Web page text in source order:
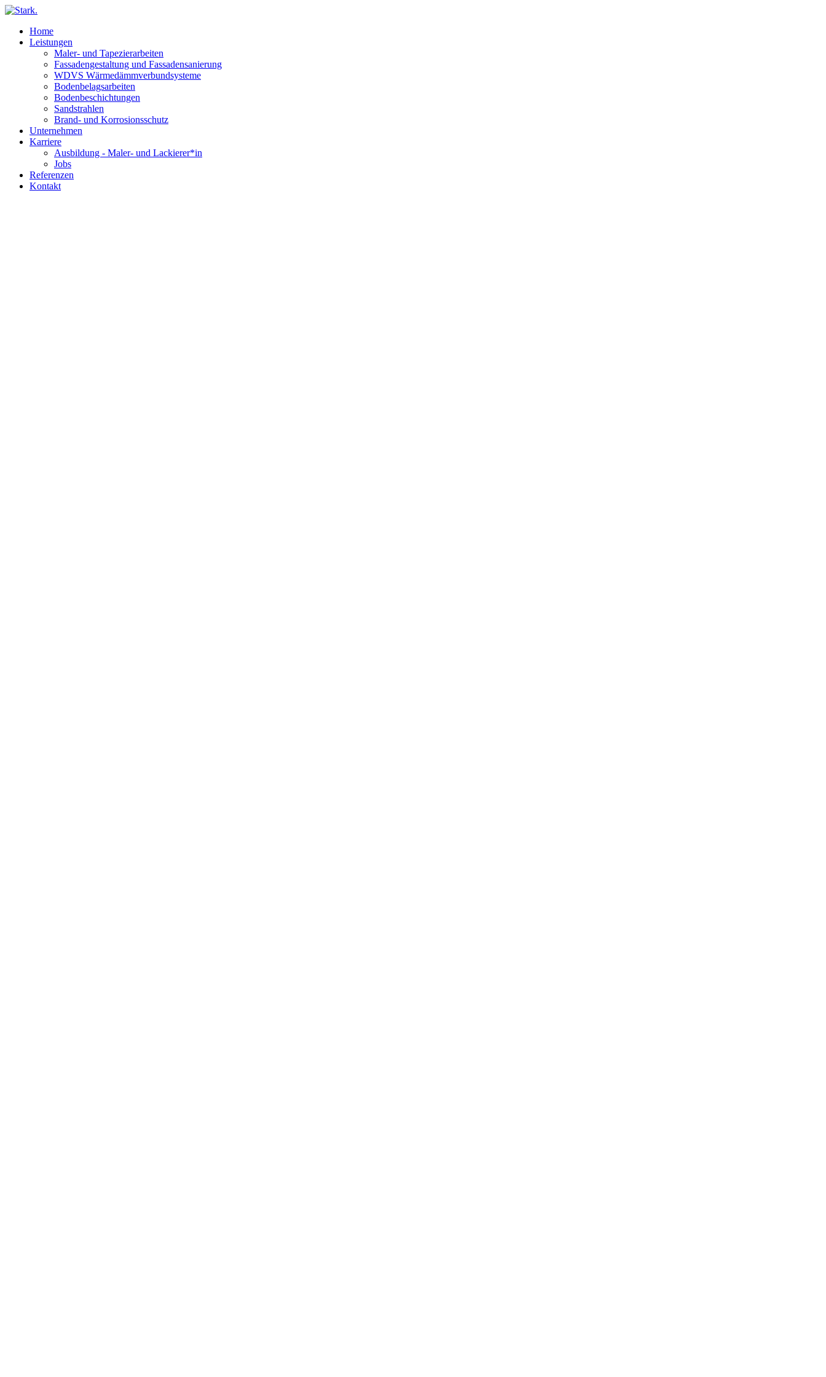
Home
Leistungen
Maler- und Tapezierarbeiten
Fassadengestaltung und Fassadensanierung
WDVS Wärmedämmverbundsysteme
Bodenbelagsarbeiten
Bodenbeschichtungen
Sandstrahlen
Brand- und Korrosionsschutz
Unternehmen
Karriere
Ausbildung - Maler- und Lackierer*in
Jobs
Referenzen
Kontakt